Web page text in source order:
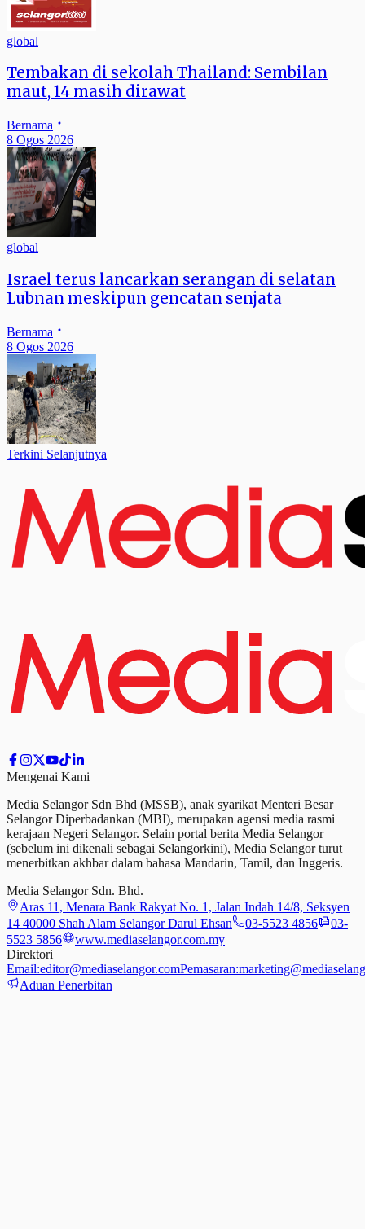
global
Tembakan di sekolah Thailand: Sembilan
maut, 14 masih dirawat
Bernama
8 Ogos 2026
global
Israel terus lancarkan serangan di selatan
Lubnan meskipun gencatan senjata
Bernama
8 Ogos 2026
Terkini Selanjutnya
Mengenai Kami
Media Selangor Sdn Bhd (MSSB), anak syarikat Menteri Besar
Selangor Diperbadankan (MBI), merupakan agensi media rasmi
kerajaan Negeri Selangor. Selain portal berita Media Selangor
(sebelum ini dikenali sebagai Selangorkini), Media Selangor turut
menerbitkan akhbar dalam bahasa Mandarin, Tamil, dan Inggeris.
Media Selangor Sdn. Bhd.
Aras 11, Menara Bank Rakyat No. 1, Jalan Indah 14/8, Seksyen
14 40000 Shah Alam Selangor Darul Ehsan
03-5523 4856
03-
5523 5856
www.mediaselangor.com.my
Direktori
Email:editor@mediaselangor.comPemasaran:
Aduan Penerbitan